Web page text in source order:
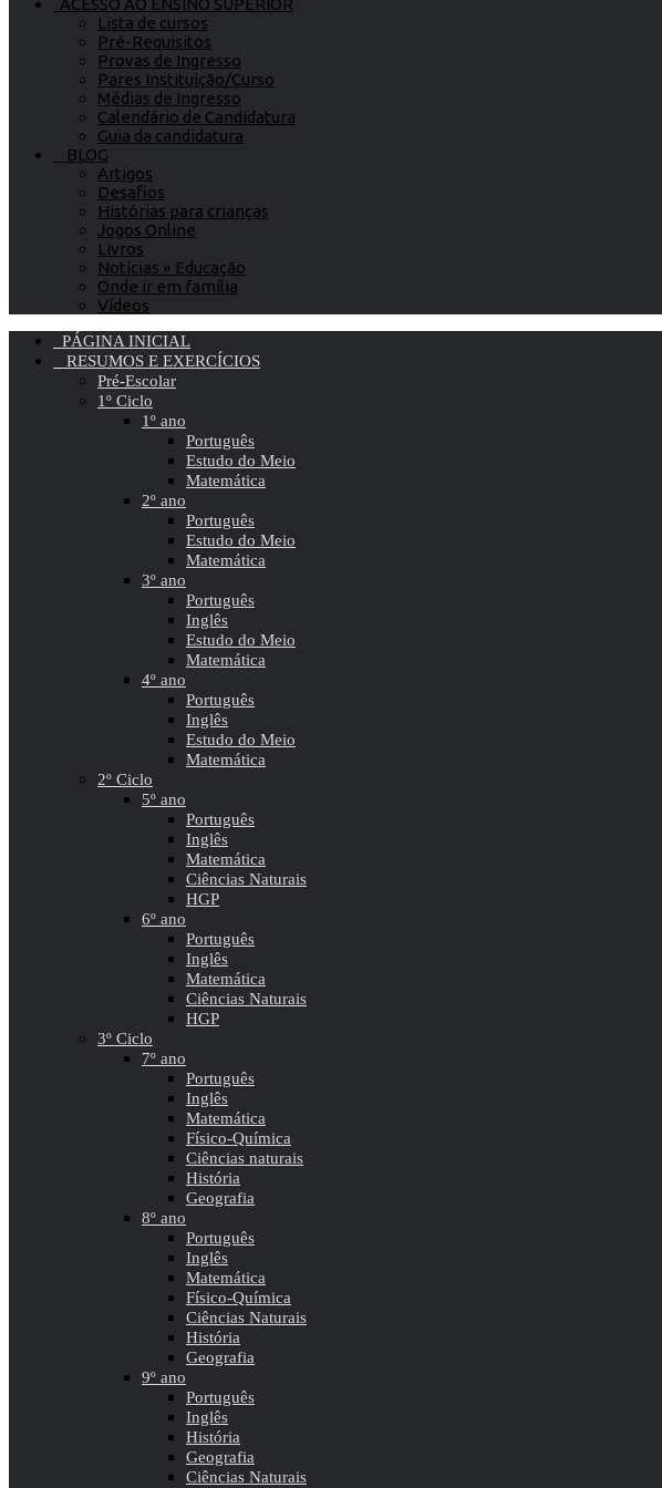
ACESSO AO ENSINO SUPERIOR
Lista de cursos
Pré-Requisitos
Provas de Ingresso
Pares Instituição/Curso
Médias de Ingresso
Calendário de Candidatura
Guia da candidatura
BLOG
Artigos
Desafios
Histórias para crianças
Jogos Online
Livros
Notícias » Educação
Onde ir em família
Vídeos
PÁGINA INICIAL
RESUMOS E EXERCÍCIOS
Pré-Escolar
1º Ciclo
1º ano
Português
Estudo do Meio
Matemática
2º ano
Português
Estudo do Meio
Matemática
3º ano
Português
Inglês
Estudo do Meio
Matemática
4º ano
Português
Inglês
Estudo do Meio
Matemática
2º Ciclo
5º ano
Português
Inglês
Matemática
Ciências Naturais
HGP
6º ano
Português
Inglês
Matemática
Ciências Naturais
HGP
3º Ciclo
7º ano
Português
Inglês
Matemática
Físico-Química
Ciências naturais
História
Geografia
8º ano
Português
Inglês
Matemática
Físico-Química
Ciências Naturais
História
Geografia
9º ano
Português
Inglês
História
Geografia
Ciências Naturais